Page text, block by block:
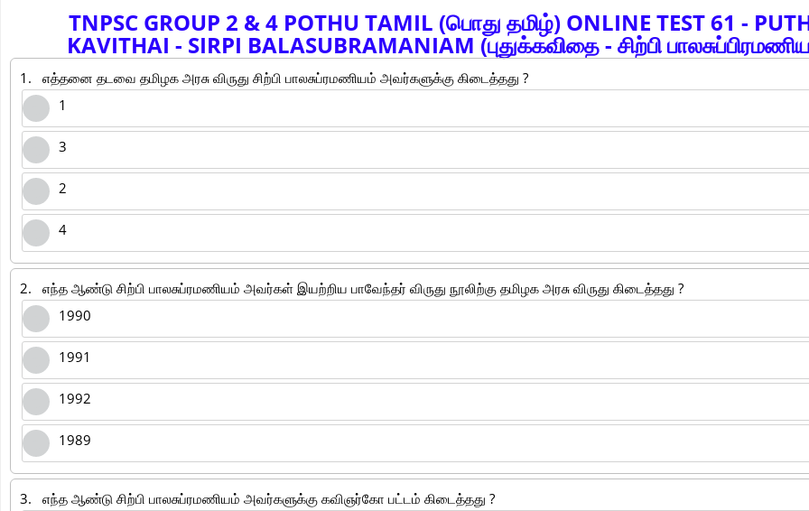
TNPSC GROUP 2 & 4 POTHU TAMIL (பொது தமிழ்) ONLINE TEST 61 -
KAVITHAI - SIRPI BALASUBRAMANIAM (புதுக்கவிதை - சிற்பி
1.
எத்தனை தடவை தமிழக அரசு விருது சிற்பி பாலசுப்ரமணியம் அவர்களுக்கு கிடைத்தது ?
1
3
2
4
2.
எந்த ஆண்டு சிற்பி பாலசுப்ரமணியம் அவர்கள் இயற்றிய பாவேந்தர் விருது நூலிற்கு தமிழக அரசு விருது கிடைத்தது ?
1990
1991
1992
1989
3.
எந்த ஆண்டு சிற்பி பாலசுப்ரமணியம் அவர்களுக்கு கவிஞர்கோ பட்டம் கிடைத்தது ?